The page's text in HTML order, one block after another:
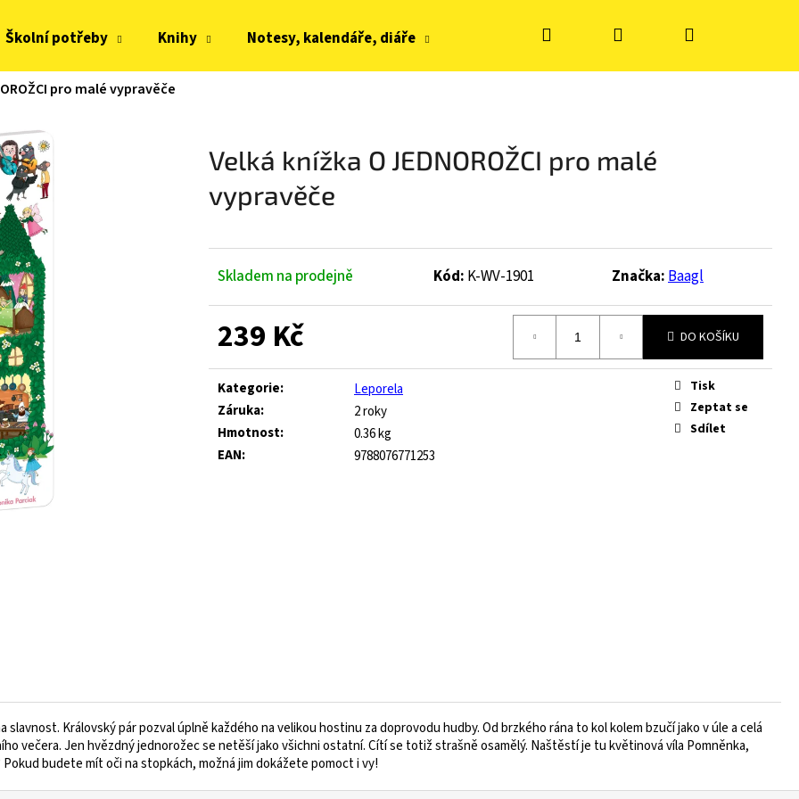
Školní potřeby Knihy Notesy, kalendáře, diáře Hračky, tvoření Doplňky k obuvi
Hledat PřihlášeníNákupní
pro malé vypravěče
Velká knížka O JEDNOROŽCI pro malé
vypravěče
Skladem na prodejně Kód: K-WV-1901 Značka:Baagl
239 Kč
Měrná
cena:
DO KOŠÍKU
Kategorie:
Leporela
Záruka:
2 roky
Hmotnost:
0.36 kg
EAN: 9788076771253
Tisk
Zeptat se
Sdílet
Královský pár pozval úplně každého na velikou hostinu za doprovodu hudby. Od brzkého rána to kol kolem bzučí jako v úle a celá
večera. Jen hvězdný jednorožec se netěší jako všichni ostatní. Cítí se totiž strašně osamělý. Naštěstí je tu květinová víla Pomněnka,
budete mít oči na stopkách, možná jim dokážete pomoct i vy!
Co potřebujete najít?
HLEDAT
HORIZON JUNIOR BAREFOOT 2604
BLUE
Kč
821 Kč
FRODDO KOMPROMIS KE FLASH - BLUE
1 490 Kč